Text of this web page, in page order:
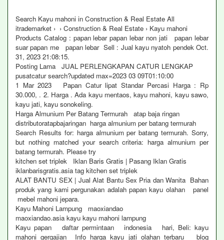
Search Kayu mahoni in Construction & Real Estate All
itrademarket › › Construction & Real Estate › Kayu mahoni
Products Catalog : papan lebar papan lebar non jati papan lebar
suar papan me papan lebar Sell : Jual kayu nyatoh pendek Oct.
31, 2023 21:08:15.
Posting Lama JUAL PERLENGKAPAN CATUR LENGKAP
pusatcatur search?updated max=2023 03 09T01:10:00
1 Mar 2023 Papan Catur lipat Standar Percasi Harga : Rp
30.000, . 2. Harga . Ada kayu mentaos, kayu mahoni, kayu sawo,
kayu jati, kayu sonokeling.
Harga Almunium Per Batang Termurah atap baja ringan
distributoratapbajaringan harga almunium per batang termurah
Search Results for: harga almunium per batang termurah. Sorry,
but nothing matched your search criteria: harga almunium per
batang termurah. Please try
kitchen set triplek Iklan Baris Gratis | Pasang Iklan Gratis
iklanbarisgratis.asia tag kitchen set triplek
ALAT BANTU SEX | Jual Alat Bantu Sex Pria dan Wanita Bahan
produk yang kami pergunakan adalah papan kayu olahan panel
mebel mahoni jepara.
Kayu Mahoni Lampung maoxiandao
maoxiandao.asia kayu kayu mahoni lampung
Kayu papan daftar permintaan indonesia hari, Beli: kayu
mahoni gergajian Info harga kayu jati olahan terbaru blog